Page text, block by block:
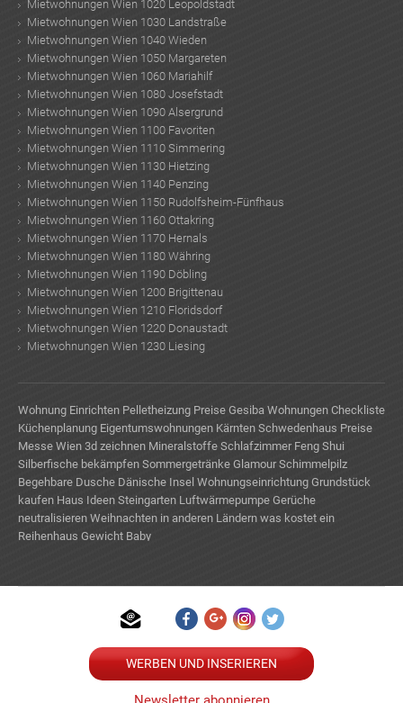
Mietwohnungen Wien 1020 Leopoldstadt
Mietwohnungen Wien 1030 Landstraße
Mietwohnungen Wien 1040 Wieden
Mietwohnungen Wien 1050 Margareten
Mietwohnungen Wien 1060 Mariahilf
Mietwohnungen Wien 1080 Josefstadt
Mietwohnungen Wien 1090 Alsergrund
Mietwohnungen Wien 1100 Favoriten
Mietwohnungen Wien 1110 Simmering
Mietwohnungen Wien 1130 Hietzing
Mietwohnungen Wien 1140 Penzing
Mietwohnungen Wien 1150 Rudolfsheim-Fünfhaus
Mietwohnungen Wien 1160 Ottakring
Mietwohnungen Wien 1170 Hernals
Mietwohnungen Wien 1180 Währing
Mietwohnungen Wien 1190 Döbling
Mietwohnungen Wien 1200 Brigittenau
Mietwohnungen Wien 1210 Floridsdorf
Mietwohnungen Wien 1220 Donaustadt
Mietwohnungen Wien 1230 Liesing
Wohnung Einrichten Pelletheizung Preise Gesiba Wohnungen Checkliste
Küchenplanung Eigentumswohnungen Kärnten Schwedenhaus Preise
Messe Wien 3d zeichnen Mineralstoffe Schlafzimmer Feng Shui
Silberfische bekämpfen Sommergetränke Glamour Schimmelpilz
Begehbare Dusche Dänische Insel Wohnungseinrichtung Grundstück
kaufen Haus Ideen Steingarten Luftwärmepumpe Gerüche
neutralisieren Weihnachten in anderen Ländern was kostet ein
Reihenhaus Gewicht Baby
WERBEN UND INSERIEREN